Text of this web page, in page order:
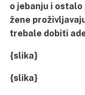
o jebanju i
žene
trebale dobiti
{slika}
{slika}